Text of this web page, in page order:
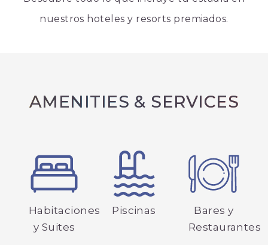
nuestros hoteles y resorts premiados.
AMENITIES & SERVICES
Habitaciones
y Suites
Piscinas
Bares y
Restaurantes